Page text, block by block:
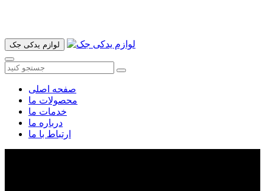
لوازم یدکی جک
صفحه اصلی
محصولات ما
خدمات ما
درباره ما
ارتباط با ما